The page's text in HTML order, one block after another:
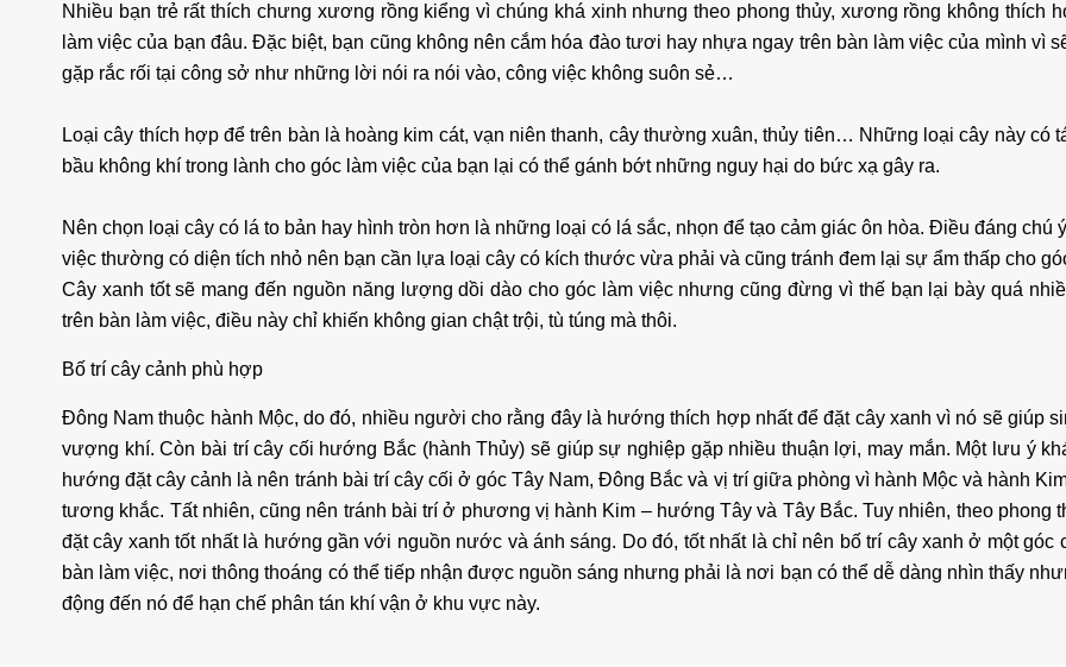
Nhiều bạn trẻ rất thích chưng xương rồng kiểng vì chúng khá xinh nhưng theo phong thủy, xương rồng không thích
làm việc của bạn đâu. Đặc biệt, bạn cũng không nên cắm hóa đào tươi hay nhựa ngay trên bàn làm việc của mình vì
gặp rắc rối tại công sở như những lời nói ra nói vào, công việc không suôn sẻ…
Loại cây thích hợp để trên bàn là hoàng kim cát, vạn niên thanh, cây thường xuân, thủy tiên… Những loại cây này có
bầu không khí trong lành cho góc làm việc của bạn lại có thể gánh bớt những nguy hại do bức xạ gây ra.
Nên chọn loại cây có lá to bản hay hình tròn hơn là những loại có lá sắc, nhọn để tạo cảm giác ôn hòa. Điều đáng chú
việc thường có diện tích nhỏ nên bạn cần lựa loại cây có kích thước vừa phải và cũng tránh đem lại sự ẩm thấp cho
Cây xanh tốt sẽ mang đến nguồn năng lượng dồi dào cho góc làm việc nhưng cũng đừng vì thế bạn lại bày quá
trên bàn làm việc, điều này chỉ khiến không gian chật trội, tù túng mà thôi.
Bố trí cây cảnh phù hợp
Đông Nam thuộc hành Mộc, do đó, nhiều người cho rằng đây là hướng thích hợp nhất để đặt cây xanh vì nó sẽ giúp
vượng khí. Còn bài trí cây cối hướng Bắc (hành Thủy) sẽ giúp sự nghiệp gặp nhiều thuận lợi, may mắn. Một lưu ý
hướng đặt cây cảnh là nên tránh bài trí cây cối ở góc Tây Nam, Đông Bắc và vị trí giữa phòng vì hành Mộc và hành
tương khắc. Tất nhiên, cũng nên tránh bài trí ở phương vị hành Kim – hướng Tây và Tây Bắc. Tuy nhiên, theo phong
đặt cây xanh tốt nhất là hướng gần với nguồn nước và ánh sáng. Do đó, tốt nhất là chỉ nên bố trí cây xanh ở một góc
bàn làm việc, nơi thông thoáng có thể tiếp nhận được nguồn sáng nhưng phải là nơi bạn có thể dễ dàng nhìn thấy
động đến nó để hạn chế phân tán khí vận ở khu vực này.